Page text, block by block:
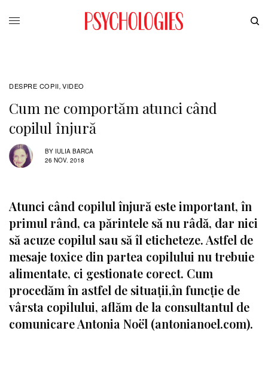
DESPRE COPII, VIDEO
Cum ne comportăm atunci când
copilul înjură
BY IULIA BARCA
26 NOV. 2018
Atunci când copilul înjură este important, în
primul rând, ca părintele să nu râdă, dar nici
să acuze copilul sau să îl eticheteze. Astfel de
mesaje toxice din partea copilului nu trebuie
alimentate, ci gestionate corect. Cum
procedăm în astfel de situații,în funcție de
vârsta copilului, aflăm de la consultantul de
comunicare Antonia Noël (antonianoel.com).